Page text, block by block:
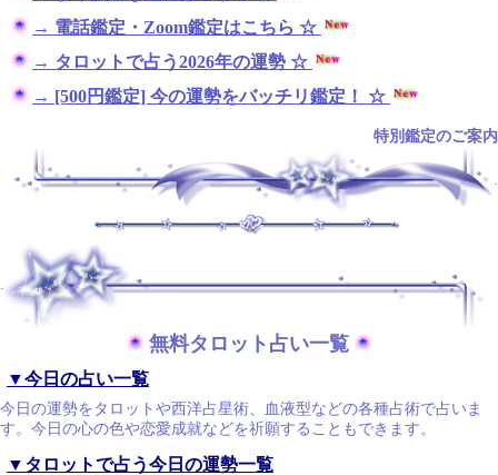
→ 電話鑑定・Zoom鑑定はこちら ☆
→ タロットで占う2026年の運勢 ☆
→ [500円鑑定] 今の運勢をバッチリ鑑定！ ☆
特別鑑定のご案内
無料タロット占い一覧
▼今日の占い一覧
今日の運勢をタロットや西洋占星術、血液型などの各種占術で占いま
す。今日の心の色や恋愛成就などを祈願することもできます。
▼タロットで占う今日の運勢一覧